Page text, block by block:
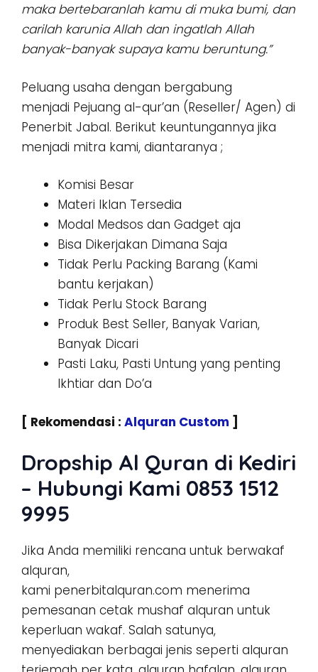
maka bertebaranlah kamu di muka bumi, dan
carilah karunia Allah dan ingatlah Allah
banyak-banyak supaya kamu beruntung.”
Peluang usaha dengan bergabung
menjadi Pejuang al-qur’an (Reseller/ Agen) di
Penerbit Jabal. Berikut keuntungannya jika
menjadi mitra kami, diantaranya ;
Komisi Besar
Materi Iklan Tersedia
Modal Medsos dan Gadget aja
Bisa Dikerjakan Dimana Saja
Tidak Perlu Packing Barang (Kami
bantu kerjakan)
Tidak Perlu Stock Barang
Produk Best Seller, Banyak Varian,
Banyak Dicari
Pasti Laku, Pasti Untung yang penting
Ikhtiar dan Do’a
[ Rekomendasi : Alquran Custom ]
Dropship Al Quran di Kediri
– Hubungi Kami 0853 1512
9995
Jika Anda memiliki rencana untuk berwakaf
alquran,
kami penerbitalquran.com menerima
pemesanan cetak mushaf alquran untuk
keperluan wakaf. Salah satunya,
menyediakan berbagai jenis seperti alquran